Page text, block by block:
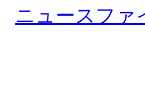
ニュースファ